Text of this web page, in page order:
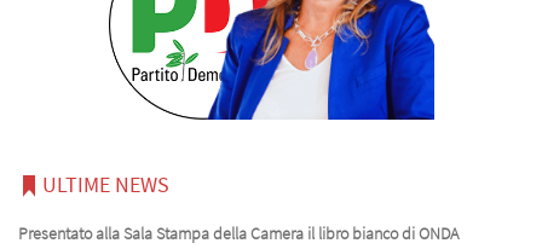
ULTIME NEWS
Presentato alla Sala Stampa della Camera il libro bianco di ONDA